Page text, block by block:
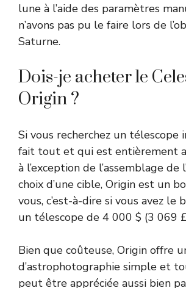
lune à l’aide des paramètres
n’avons pas pu le faire lors de
Saturne.
Dois-je acheter le
Origin ?
Si vous recherchez un
fait tout et qui est entièrement
à l’exception de l’assemblage de
choix d’une cible, Origin est un
vous, c’est-à-dire si vous avez le
un télescope de 4 000 $ (3 069
Bien que coûteuse, Origin offre
d’astrophotographie simple et
peut être appréciée aussi bien